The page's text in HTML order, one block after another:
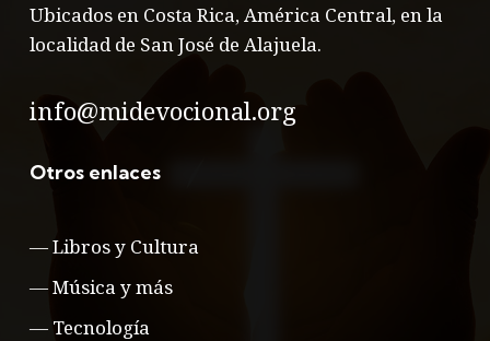
Ubicados en Costa Rica, América Central, en la
localidad de San José de Alajuela.
info@midevocional.org
Otros enlaces
—Libros y Cultura
—Música y más
— Tecnología